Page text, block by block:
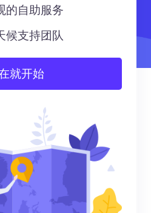
的自助服务
候支持团队
就开始